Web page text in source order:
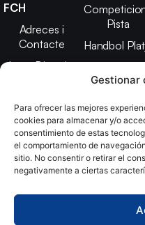
Gestionar
Para ofrecer las mejores
cookies para almacenar y/o
consentimiento de estas
el comportamiento de
sitio. No consentir o retirar el
negativamente a ciertas
FCH
Adreces i
Contacte
Junta Directiva
2025
Estatuts
Transparència
Imatge
Pista
Handbol